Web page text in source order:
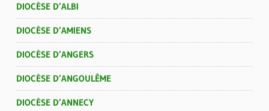
DIOCÈSE D’ALBI
DIOCÈSE D’AMIENS
DIOCÈSE D’ANGERS
DIOCÈSE D’ANGOULÊME
DIOCÈSE D’ANNECY